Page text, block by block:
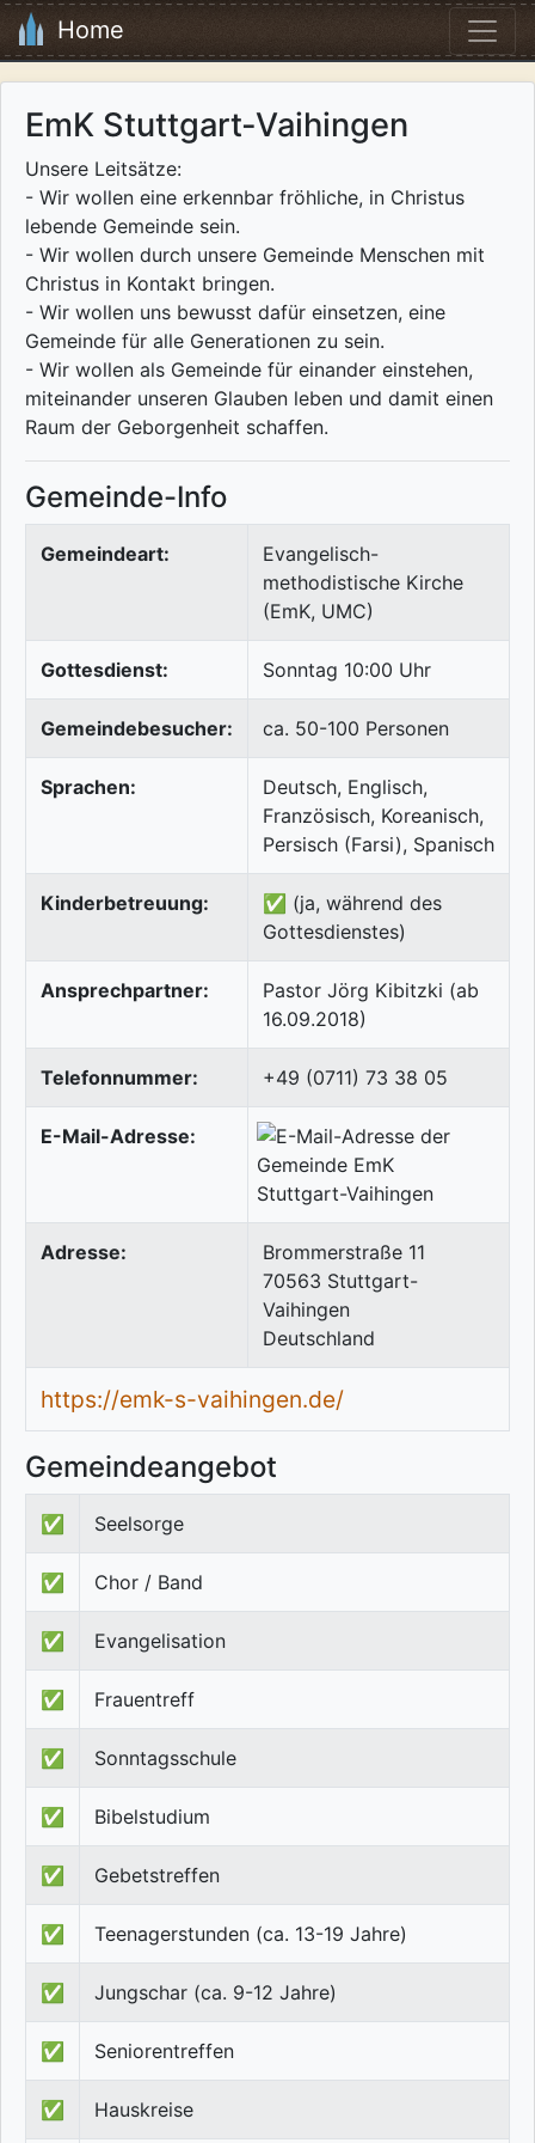
Home
EmK Stuttgart-Vaihingen
Unsere Leitsätze:
- Wir wollen eine erkennbar fröhliche, in Christus
lebende Gemeinde sein.
- Wir wollen durch unsere Gemeinde Menschen mit
Christus in Kontakt bringen.
- Wir wollen uns bewusst dafür einsetzen, eine
Gemeinde für alle Generationen zu sein.
- Wir wollen als Gemeinde für einander einstehen,
miteinander unseren Glauben leben und damit einen
Raum der Geborgenheit schaffen.
Gemeinde-Info
Gemeindeart:
Evangelisch-
methodistische Kirche
(EmK, UMC)
Gottesdienst: Sonntag 10:00 Uhr
Gemeindebesucher: ca. 50-100 Personen
Sprachen:
Deutsch, Englisch,
Französisch, Koreanisch,
Persisch (Farsi), Spanisch
Kinderbetreuung:
✅ (ja, während des
Gottesdienstes)
Ansprechpartner:
Pastor Jörg Kibitzki (ab
16.09.2018)
Telefonnummer: +49 (0711) 73 38 05
E-Mail-Adresse:
Adresse:
Brommerstraße 11
70563 Stuttgart-
Vaihingen
Deutschland
https://emk-s-vaihingen.de/
Gemeindeangebot
✅ Seelsorge
✅ Chor / Band
✅ Evangelisation
✅ Frauentreff
✅ Sonntagsschule
✅ Bibelstudium
✅ Gebetstreffen
✅ Teenagerstunden (ca. 13-19 Jahre)
✅ Jungschar (ca. 9-12 Jahre)
✅ Seniorentreffen
✅ Hauskreise